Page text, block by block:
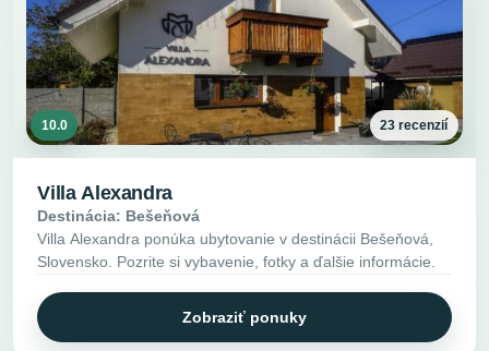
10.0 23 recenzií
Villa Alexandra
Destinácia: Bešeňová
Villa Alexandra ponúka ubytovanie v destinácii Bešeňová,
Slovensko. Pozrite si vybavenie, fotky a ďalšie informácie.
Zobraziť ponuky